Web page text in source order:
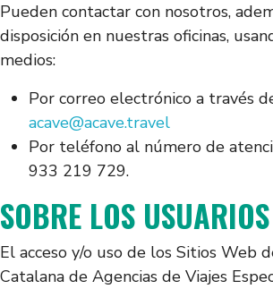
Pueden contactar con nosotros,
disposición en nuestras oficinas,
medios:
Por correo electrónico a través
acave@acave.travel
Por teléfono al número de
933 219 729.
SOBRE LOS USUARIOS
El acceso y/o uso de los Sitios Web
Catalana de Agencias de Viajes